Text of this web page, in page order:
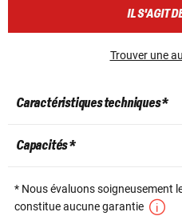
IL S'AGIT
Trouver une
Caractéristiques techniques *
Capacités *
* Nous évaluons soigneusement
constitue aucune garantie